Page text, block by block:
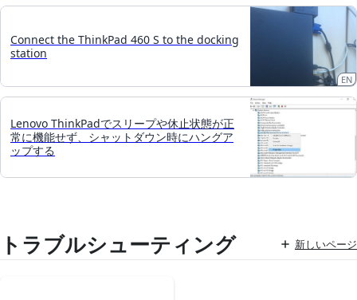
Connect the ThinkPad 460 S to the docking
station
EN
Lenovo ThinkPadでスリープや休止状態が正
常に機能せず、シャットダウン時にハングア
ップする
トラブルシューティング 新しいページ